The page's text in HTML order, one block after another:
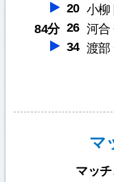
20 小柳
84分 26 河合
34 渡部
マ
マッ